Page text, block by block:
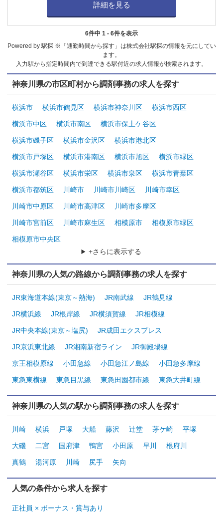
詳細を見る
6件中 1 - 6件を表示
Powered by 駅探 ※「通勤時間から探す」は株式会社駅探の情報を元にしてい
ます。
入力駅から指定時間内で到達できる駅付近の求人情報が検索されます。
神奈川県の市区町村から調剤事務の求人を探す
横浜市 横浜市鶴見区 横浜市神奈川区 横浜市西区
横浜市中区 横浜市南区 横浜市保土ケ谷区
横浜市磯子区 横浜市金沢区 横浜市港北区
横浜市戸塚区 横浜市港南区 横浜市旭区 横浜市緑区
横浜市瀬谷区 横浜市栄区 横浜市泉区 横浜市青葉区
横浜市都筑区 川崎市 川崎市川崎区 川崎市幸区
川崎市中原区 川崎市高津区 川崎市多摩区
川崎市宮前区 川崎市麻生区 相模原市 相模原市緑区
相模原市中央区
+さらに表示する
神奈川県の人気の路線から調剤事務の求人を探す
JR東海道本線(東京～熱海) JR南武線 JR鶴見線
JR横浜線 JR根岸線 JR横須賀線 JR相模線
JR中央本線(東京～塩尻) JR成田エクスプレス
JR京浜東北線 JR湘南新宿ライン JR御殿場線
京王相模原線 小田急線 小田急江ノ島線 小田急多摩線
東急東横線 東急目黒線 東急田園都市線 東急大井町線
神奈川県の人気の駅から調剤事務の求人を探す
川崎 横浜 戸塚 大船 藤沢 辻堂 茅ケ崎 平塚
大磯 二宮 国府津 鴨宮 小田原 早川 根府川
真鶴 湯河原 川崎 尻手 矢向
人気の条件から求人を探す
正社員 × ボーナス・賞与あり